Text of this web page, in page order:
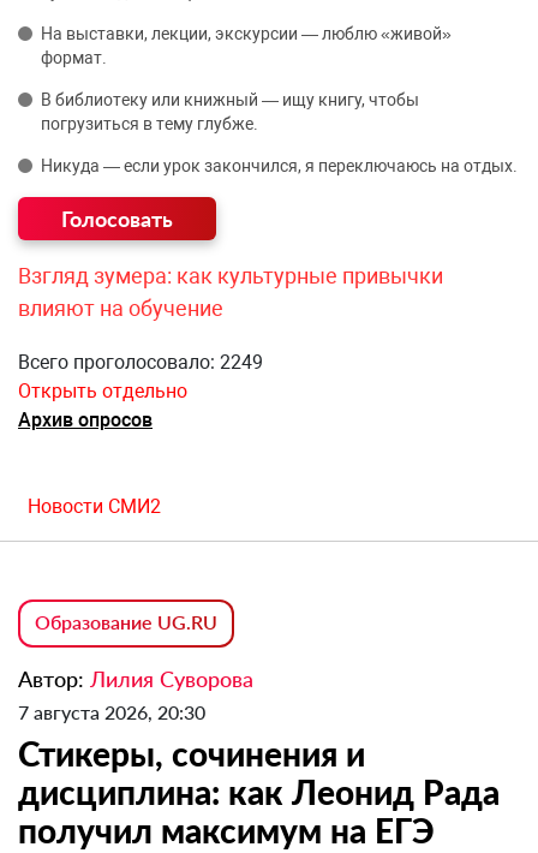
На выставки, лекции, экскурсии — люблю «живой»
формат.
В библиотеку или книжный — ищу книгу, чтобы
погрузиться в тему глубже.
Никуда — если урок закончился, я переключаюсь на отдых.
Взгляд зумера: как культурные привычки
влияют на обучение
Всего проголосовало: 2249
Открыть отдельно
Архив опросов
Новости СМИ2
Образование UG.RU
Автор: Лилия Суворова
7 августа 2026, 20:30
Стикеры, сочинения и
дисциплина: как Леонид Рада
получил максимум на ЕГЭ